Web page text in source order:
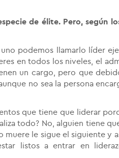
de élite. Pero, según
podemos llamarlo líder
en todos los niveles, el
un cargo, pero que
no sea la persona
que tiene que liderar
todo? No, alguien tiene
muere le sigue el siguiente y
listos a entrar en